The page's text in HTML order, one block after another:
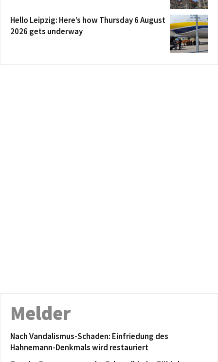
Hello Leipzig: Here’s how Thursday 6 August
2026 gets underway
Melder
Nach Vandalismus-Schaden: Einfriedung des
Hahnemann-Denkmals wird restauriert